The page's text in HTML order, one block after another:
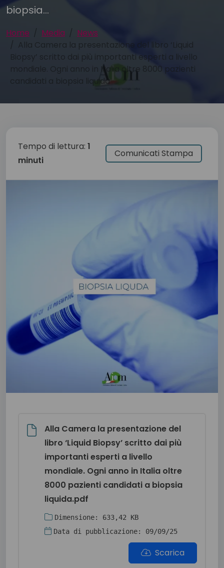
biopsia...
Home Media
News
Alla Camera la presentazione del libro ‘Liquid
Biopsy’ scritto dai più importanti esperti a livello
mondiale. Ogni anno in Italia oltre 8000 pazienti
candidati a biopsia liquida
Tempo di lettura: 1
minuti
Comunicati Stampa
Alla Camera la presentazione del
libro ‘Liquid Biopsy’ scritto dai più
importanti esperti a livello
mondiale. Ogni anno in Italia oltre
8000 pazienti candidati a biopsia
liquida.pdf
Dimensione: 633,42 KB
Data di pubblicazione: 09/09/25
Scarica